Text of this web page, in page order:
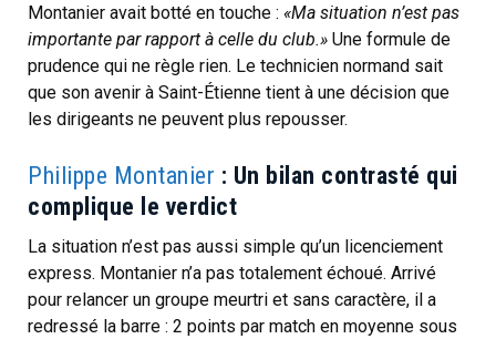
Montanier avait botté en touche : «Ma situation n’est pas
importante par rapport à celle du club.» Une formule de
prudence qui ne règle rien. Le technicien normand sait
que son avenir à Saint-Étienne tient à une décision que
les dirigeants ne peuvent plus repousser.
Philippe Montanier : Un bilan contrasté qui
complique le verdict
La situation n’est pas aussi simple qu’un licenciement
express. Montanier n’a pas totalement échoué. Arrivé
pour relancer un groupe meurtri et sans caractère, il a
redressé la barre : 2 points par match en moyenne sous